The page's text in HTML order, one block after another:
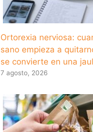
Ortorexia nerviosa:
sano empieza a
se convierte en una
7 agosto, 2026